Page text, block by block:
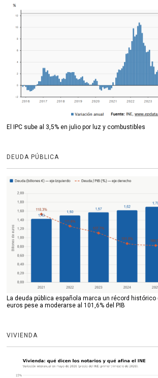
El IPC sube al 3,5% en julio por luz y combustibles
DEUDA PÚBLICA
La deuda pública española marca un récord histórico
euros pese a moderarse al 101,6% del PIB
VIVIENDA